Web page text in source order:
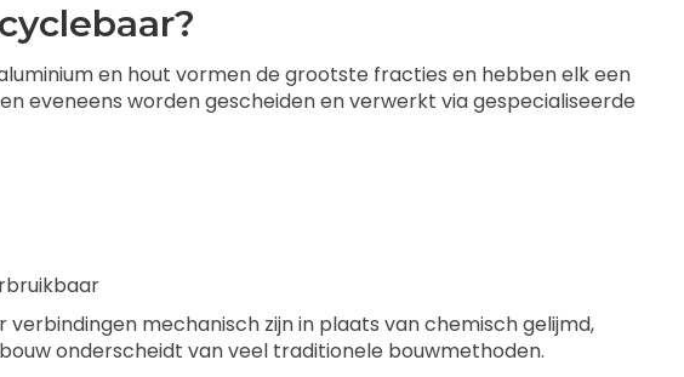
en hout vormen de grootste fracties en hebben elk een
eveneens worden gescheiden en verwerkt via gespecialiseerde
mechanisch zijn in plaats van chemisch gelijmd,
onderscheidt van veel traditionele bouwmethoden.